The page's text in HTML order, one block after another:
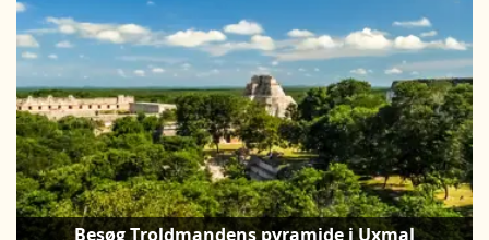
Besøg Troldmandens pyramide i Uxmal